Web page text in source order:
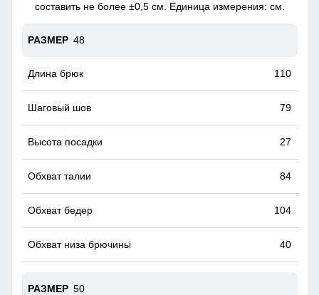
составить не более ±0,5 см. Единица измерения: см.
48
110
79
27
84
104
40
50